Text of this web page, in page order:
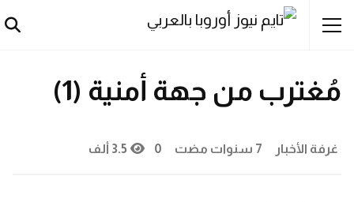
مُغترب من جهة أمنية (1)
غرفة الأخبار 7 سنوات مضت 0 3.5 ألف